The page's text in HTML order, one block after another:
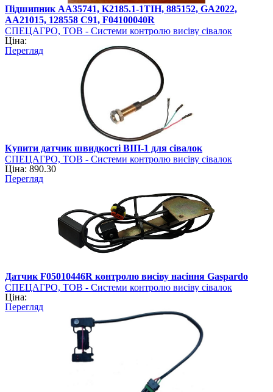
Підшипник AA35741, K2185.1-1TIH, 885152, GA2022,
AA21015, 128558 C91, F04100040R
СПЕЦАГРО, ТОВ - Системи контролю висіву сівалок
Ціна:
Перегляд
Купити датчик швидкості ВІП-1 для сівалок
СПЕЦАГРО, ТОВ - Системи контролю висіву сівалок
Ціна: 890.30
Перегляд
Датчик F05010446R контролю висіву насіння Gaspardo
СПЕЦАГРО, ТОВ - Системи контролю висіву сівалок
Ціна:
Перегляд